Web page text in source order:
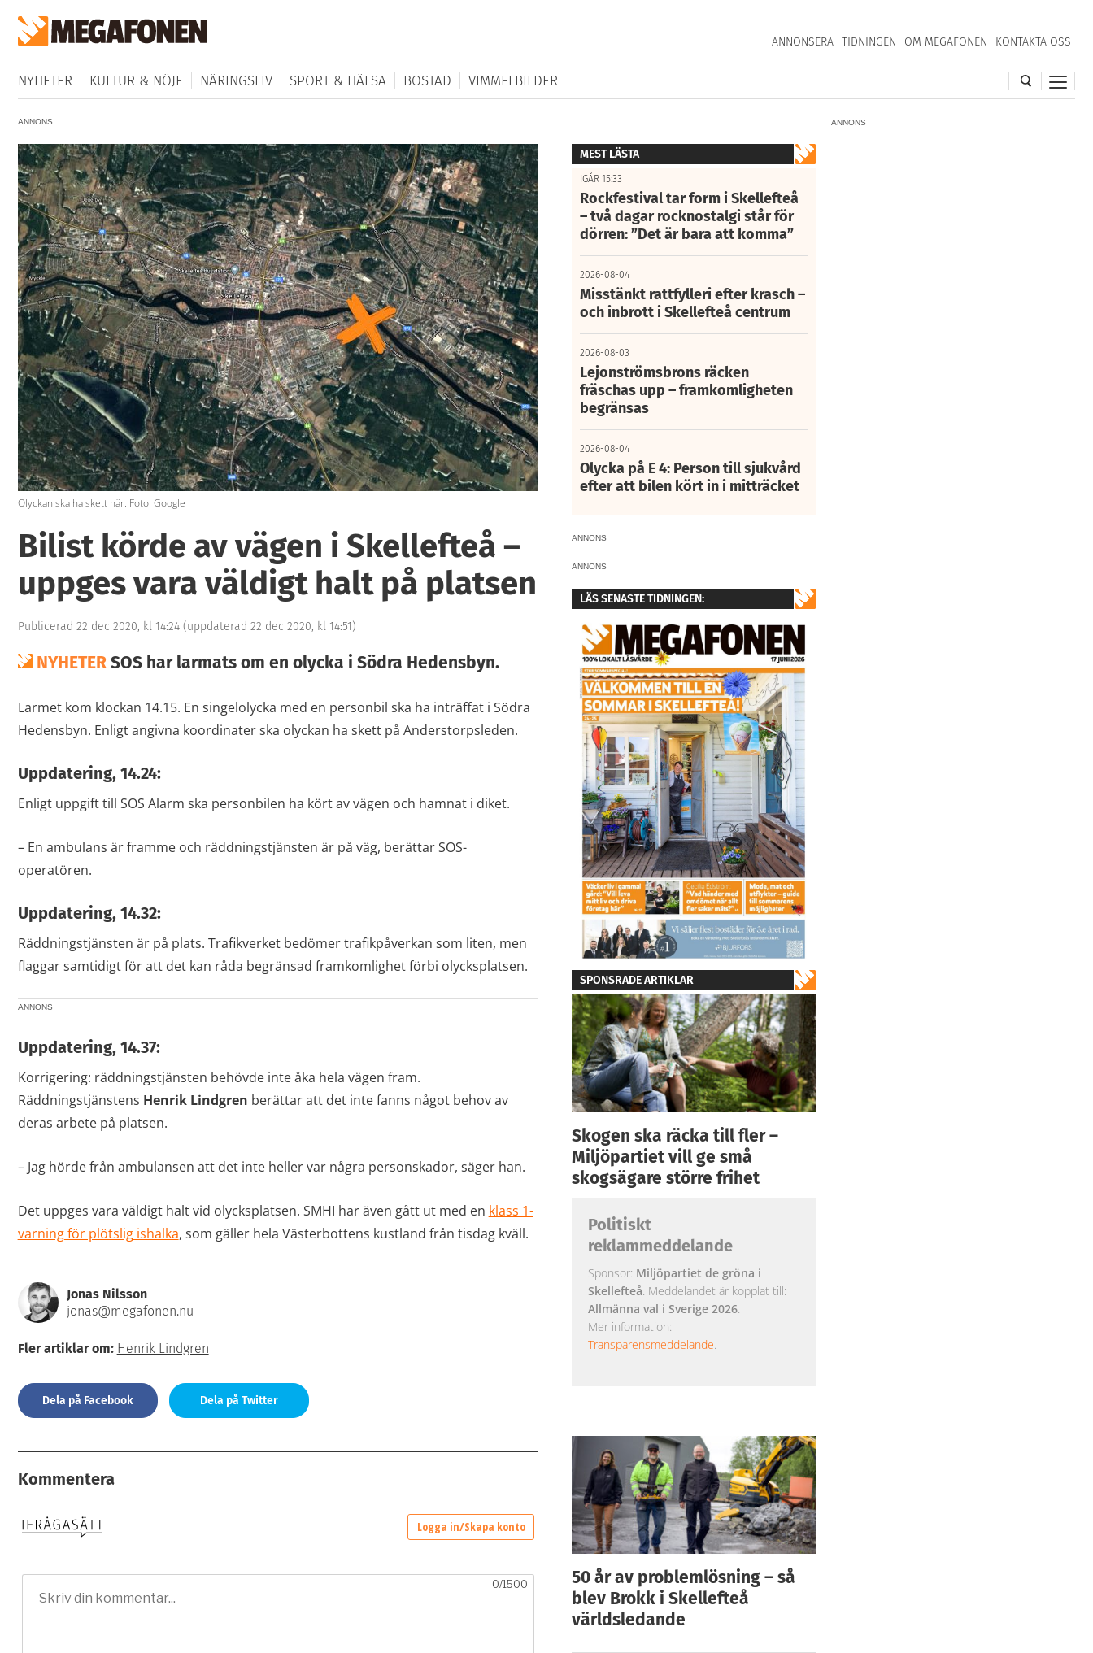
ANNONSERA TIDNINGEN OM MEGAFONEN KONTAKTA OSS
NYHETER KULTUR & NÖJE NÄRINGSLIV SPORT & HÄLSA BOSTAD VIMMELBILDER
ANNONS
ANNONS
Olyckan ska ha skett här. Foto: Google
Bilist körde av vägen i Skellefteå –
uppges vara väldigt halt på platsen
Publicerad 22 dec 2020, kl 14:24 (uppdaterad 22 dec 2020, kl 14:51)
NYHETERSOS har larmats om en olycka i Södra Hedensbyn.
Larmet kom klockan 14.15. En singelolycka med en personbil ska ha inträffat i Södra
Hedensbyn. Enligt angivna koordinater ska olyckan ha skett på Anderstorpsleden.
Uppdatering, 14.24:
Enligt uppgift till SOS Alarm ska personbilen ha kört av vägen och hamnat i diket.
– En ambulans är framme och räddningstjänsten är på väg, berättar SOS-
operatören.
Uppdatering, 14.32:
Räddningstjänsten är på plats. Trafikverket bedömer trafikpåverkan som liten, men
flaggar samtidigt för att det kan råda begränsad framkomlighet förbi olycksplatsen.
ANNONS
Uppdatering, 14.37:
Korrigering: räddningstjänsten behövde inte åka hela vägen fram.
Räddningstjänstens Henrik Lindgren berättar att det inte fanns något behov av
deras arbete på platsen.
– Jag hörde från ambulansen att det inte heller var några personskador, säger han.
Det uppges vara väldigt halt vid olycksplatsen. SMHI har även gått ut med en klass 1-
varning för plötslig ishalka, som gäller hela Västerbottens kustland från tisdag kväll.
Jonas Nilsson
jonas@megafonen.nu
Fler artiklar om: Henrik Lindgren
Dela på Facebook Dela på Twitter
Kommentera
MEST LÄSTA
IGÅR 15:33
Rockfestival tar form i Skellefteå
– två dagar rocknostalgi står för
dörren: ”Det är bara att komma”
2026-08-04
Misstänkt rattfylleri efter krasch –
och inbrott i Skellefteå centrum
2026-08-03
Lejonströmsbrons räcken
fräschas upp – framkomligheten
begränsas
2026-08-04
Olycka på E 4: Person till sjukvård
efter att bilen kört in i mitträcket
ANNONS
ANNONS
LÄS SENASTE TIDNINGEN:
SPONSRADE ARTIKLAR
Skogen ska räcka till fler –
Miljöpartiet vill ge små
skogsägare större frihet
Politiskt
reklammeddelande
Sponsor: Miljöpartiet de gröna i
Skellefteå. Meddelandet är kopplat till:
Allmänna val i Sverige 2026.
Mer information:
Transparensmeddelande.
50 år av problemlösning – så
blev Brokk i Skellefteå
världsledande